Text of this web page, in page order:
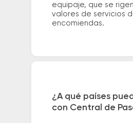
equipaje, que se
valores de servicios
encomiendas.
¿A qué países
con Central de